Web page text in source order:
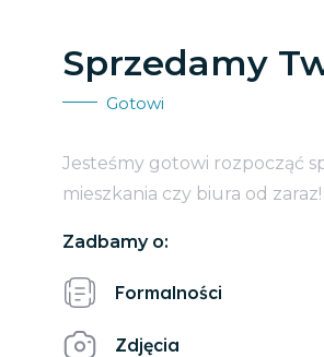
Sprzedamy
Gotowi
Jesteśmy gotowi rozpocząć
mieszkania czy biura od zaraz!
Zadbamy o:
Formalności
Zdjęcia